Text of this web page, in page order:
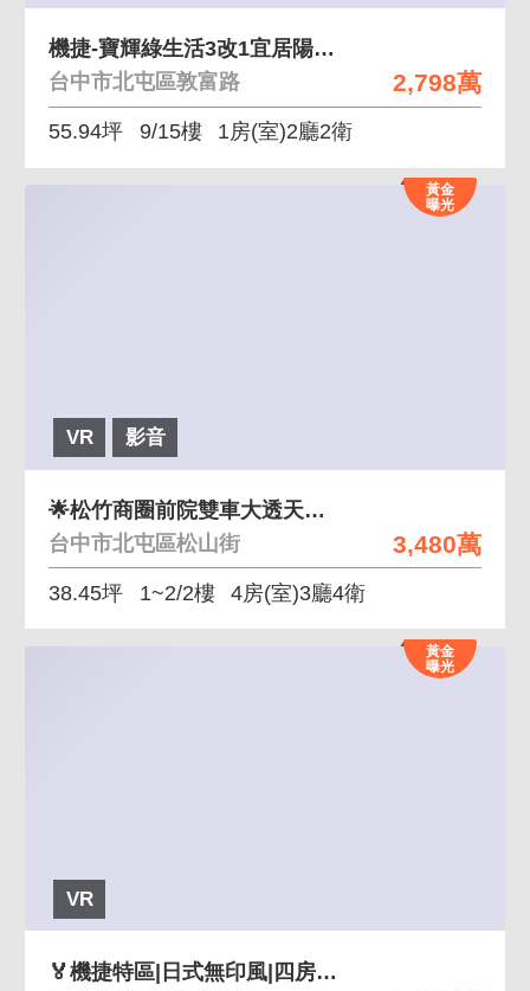
2,798萬
機捷-寶輝綠生活3改1宜居陽台電動雙平車
台中市北屯區敦富路
55.94坪 9/15樓 1房(室)2廳2衛
VR 影音
黃金
曝光
3,480萬
🌟松竹商圈前院雙車大透天｜住商兩用首選🌟
台中市北屯區松山街
38.45坪 1~2/2樓 4房(室)3廳4衛
VR
黃金
曝光
🏅機捷特區|日式無印風|四房B1平面車位